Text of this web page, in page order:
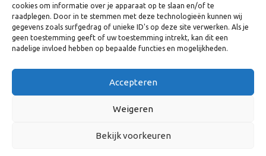
cookies om informatie over je apparaat op te slaan en/of te
raadplegen. Door in te stemmen met deze technologieën kunnen wij
gegevens zoals surfgedrag of unieke ID's op deze site verwerken. Als je
geen toestemming geeft of uw toestemming intrekt, kan dit een
nadelige invloed hebben op bepaalde functies en mogelijkheden.
Accepteren
Weigeren
Bekijk voorkeuren
E-mail: info@8rhk.nl
Telefoonnummers
Privacyverklaring